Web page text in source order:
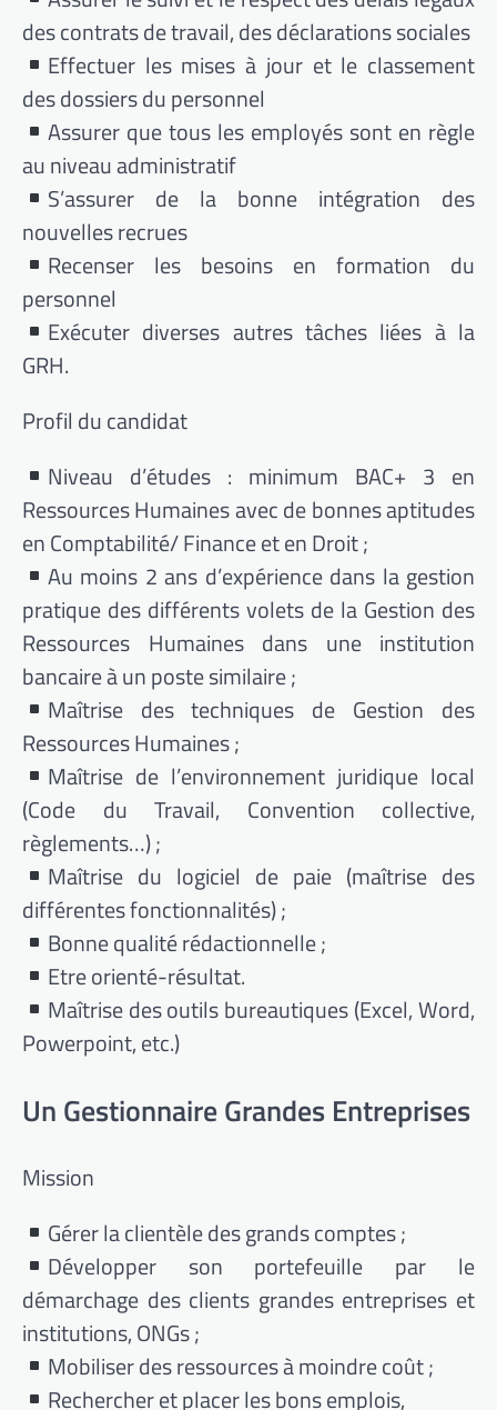
des contrats de travail, des déclarations sociales
Effectuer les mises à jour et le classement
des dossiers du personnel
Assurer que tous les employés sont en règle
au niveau administratif
S’assurer de la bonne intégration des
nouvelles recrues
Recenser les besoins en formation du
personnel
Exécuter diverses autres tâches liées à la
GRH.
Profil du candidat
Niveau d’études : minimum BAC+ 3 en
Ressources Humaines avec de bonnes aptitudes
en Comptabilité/ Finance et en Droit ;
Au moins 2 ans d’expérience dans la gestion
pratique des différents volets de la Gestion des
Ressources Humaines dans une institution
bancaire à un poste similaire ;
Maîtrise des techniques de Gestion des
Ressources Humaines ;
Maîtrise de l’environnement juridique local
(Code du Travail, Convention collective,
règlements…) ;
Maîtrise du logiciel de paie (maîtrise des
différentes fonctionnalités) ;
Bonne qualité rédactionnelle ;
Etre orienté-résultat.
Maîtrise des outils bureautiques (Excel, Word,
Powerpoint, etc.)
Un Gestionnaire Grandes Entreprises
Mission
Gérer la clientèle des grands comptes ;
Développer son portefeuille par le
démarchage des clients grandes entreprises et
institutions, ONGs ;
Mobiliser des ressources à moindre coût ;
Rechercher et placer les bons emplois,